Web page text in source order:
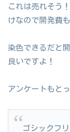
これは売れそう
けなので開発費
染色できるだと
良いですよ！
アンケートもと
ゴシックフ